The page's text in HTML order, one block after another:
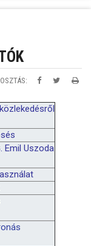
közlekedésről
Emil Uszoda